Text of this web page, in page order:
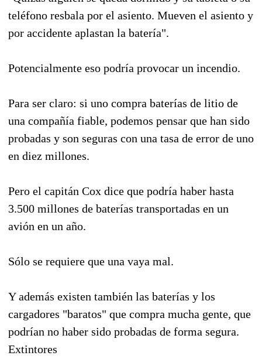
teléfono resbala por el asiento. Mueven el asiento y
por accidente aplastan la batería".
Potencialmente eso podría provocar un incendio.
Para ser claro: si uno compra baterías de litio de
una compañía fiable, podemos pensar que han sido
probadas y son seguras con una tasa de error de uno
en diez millones.
Pero el capitán Cox dice que podría haber hasta
3.500 millones de baterías transportadas en un
avión en un año.
Sólo se requiere que una vaya mal.
Y además existen también las baterías y los
cargadores "baratos" que compra mucha gente, que
podrían no haber sido probadas de forma segura.
Extintores